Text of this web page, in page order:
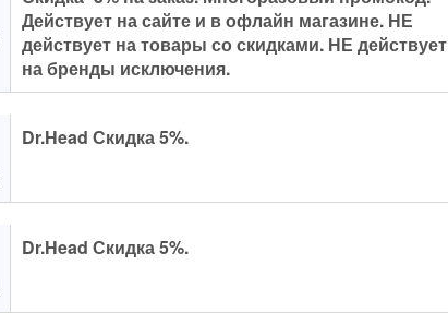
Действует на сайте и в офлайн магазине. НЕ
действует на товары со скидками. НЕ действует
на бренды исключения.
Dr.Head Скидка 5%.
Dr.Head Скидка 5%.